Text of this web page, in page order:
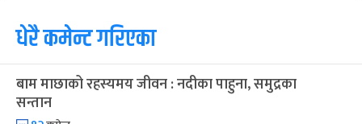
१
आइत
कार्तिक सङ्क्रान्ति
कार्तिक १, २०८३-Oct 18, 2026
३
मंगल
महानवमी २ महिना बाँकी
धेरै कमेन्ट गरिएका
बाम माछाको रहस्यमय जीवन : नदीका पाहुना, समुद्रका
सन्तान